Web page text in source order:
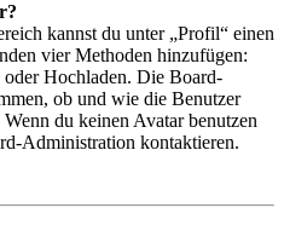
kannst du unter „Profil“ einen
vier Methoden hinzufügen:
oder Hochladen. Die Board-
ob und wie die Benutzer
du keinen Avatar benutzen
Administration kontaktieren.